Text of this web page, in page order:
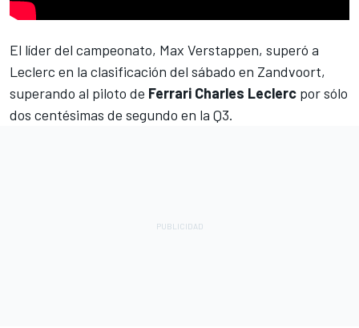
El líder del campeonato, Max Verstappen, superó a
Leclerc en la clasificación del sábado en Zandvoort,
superando al piloto de Ferrari Charles Leclerc por sólo
dos centésimas de segundo en la Q3.